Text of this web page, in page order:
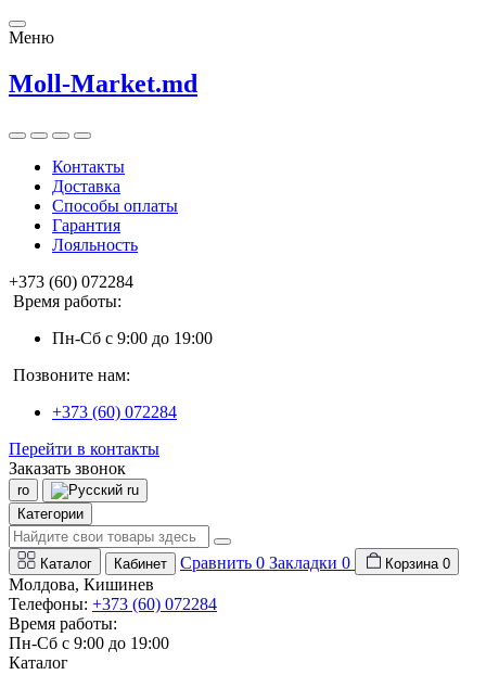
Меню
Moll-Market.md
Контакты
Доставка
Способы оплаты
Гарантия
Лояльность
+373 (60) 072284
Время работы:
Пн-Сб с 9:00 до 19:00
Позвоните нам:
+373 (60) 072284
Перейти в контакты
Заказать звонок
ro
ru
Категории
Каталог Кабинет Сравнить 0 Закладки 0 Корзина 0
Молдова, Кишинев
Телефоны: +373 (60) 072284
Время работы:
Пн-Сб с 9:00 до 19:00
Каталог